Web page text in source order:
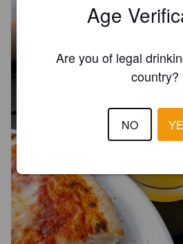
Age
Are you of legal
country?
NO